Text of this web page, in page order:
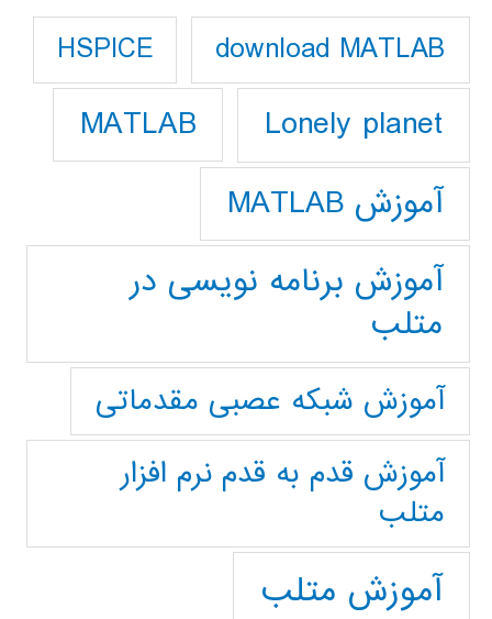
download MATLAB
HSPICE
Lonely planet
MATLAB
آموزش MATLAB
آموزش برنامه نویسی در
متلب
آموزش شبکه عصبی مقدماتی
آموزش قدم به قدم نرم افزار
متلب
آموزش متلب